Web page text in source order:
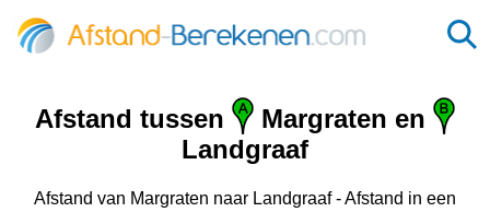
Afstand tussen
Margraten en
Landgraaf
Afstand van Margraten naar Landgraaf - Afstand in een